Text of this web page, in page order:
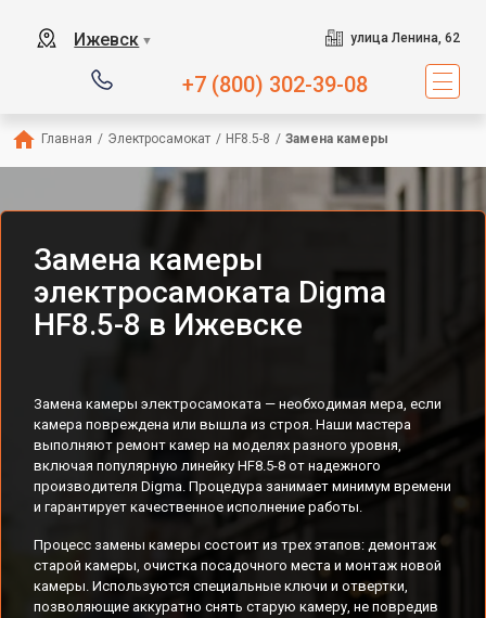
Ижевск ▼ улица Ленина, 62
+7 (800) 302-39-08
Главная / Электросамокат / HF8.5-8 / Замена камеры
Замена камеры
электросамоката Digma
HF8.5-8 в Ижевске
Замена камеры электросамоката — необходимая мера, если
камера повреждена или вышла из строя. Наши мастера
выполняют ремонт камер на моделях разного уровня,
включая популярную линейку HF8.5-8 от надежного
производителя Digma. Процедура занимает минимум времени
и гарантирует качественное исполнение работы.
Процесс замены камеры состоит из трех этапов: демонтаж
старой камеры, очистка посадочного места и монтаж новой
камеры. Используются специальные ключи и отвертки,
позволяющие аккуратно снять старую камеру, не повредив